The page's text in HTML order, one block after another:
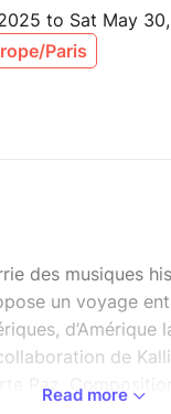
to Sat May
Paris
des musiques
un voyage
d’Amérique
de
Paz.
Read more